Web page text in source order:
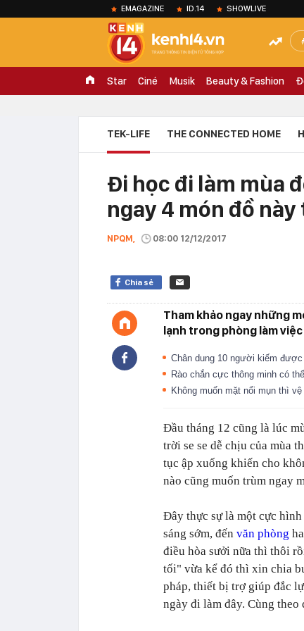
EMAGAZINE ID.14 SHOWLIVE
Star Ciné Musik Beauty & Fashion
TEK-LIFE THE CONNECTED HOME
Đi học đi làm mùa
ngay 4 món đồ
NPQM, 08:00 12/12/2017
Chia sẻ
Tham khảo ngay những
lạnh trong phòng làm
Chân dung 10 người kiếm
Rào chắn cực thông minh có
Không muốn mặt nổi mụn thì
Đầu tháng 12 cũng là lúc
trời se se dễ chịu của mùa
tục ập xuống khiến cho
nào cũng muốn trùm ngay
Đây thực sự là một cực
sáng sớm, đến văn phòng
điều hòa sưởi nữa thì thôi
tối" vừa kể đó thì xin chia
pháp, thiết bị trợ giúp đắc
ngày đi làm đây. Cùng theo